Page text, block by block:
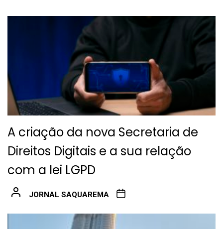
A criação da nova Secretaria de
Direitos Digitais e a sua relação
com a lei LGPD
JORNAL SAQUAREMA